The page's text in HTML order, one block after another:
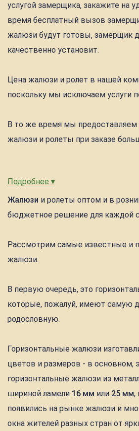
услугой замерщика, закажите на
время бесплатный вызов
жалюзи будут готовы, замерщик
качественно установит.
Цена жалюзи и ролет в нашей
поскольку мы исключаем услуги
В то же время мы
жалюзи и ролеты при заказе
Подробнее ▾
Жалюзи и ролеты оптом и в
бюджетное решение для каждой
Рассмотрим самые известные и
жалюзи.
В первую очередь, это
которые, пожалуй, имеют самую
родословную.
Горизонтальные жалюзи
цветов и размеров - в основном,
горизонтальные жалюзи из
шириной ламели 16 мм или 25 мм,
появились на рынке жалюзи и
окна жителей разных стран от